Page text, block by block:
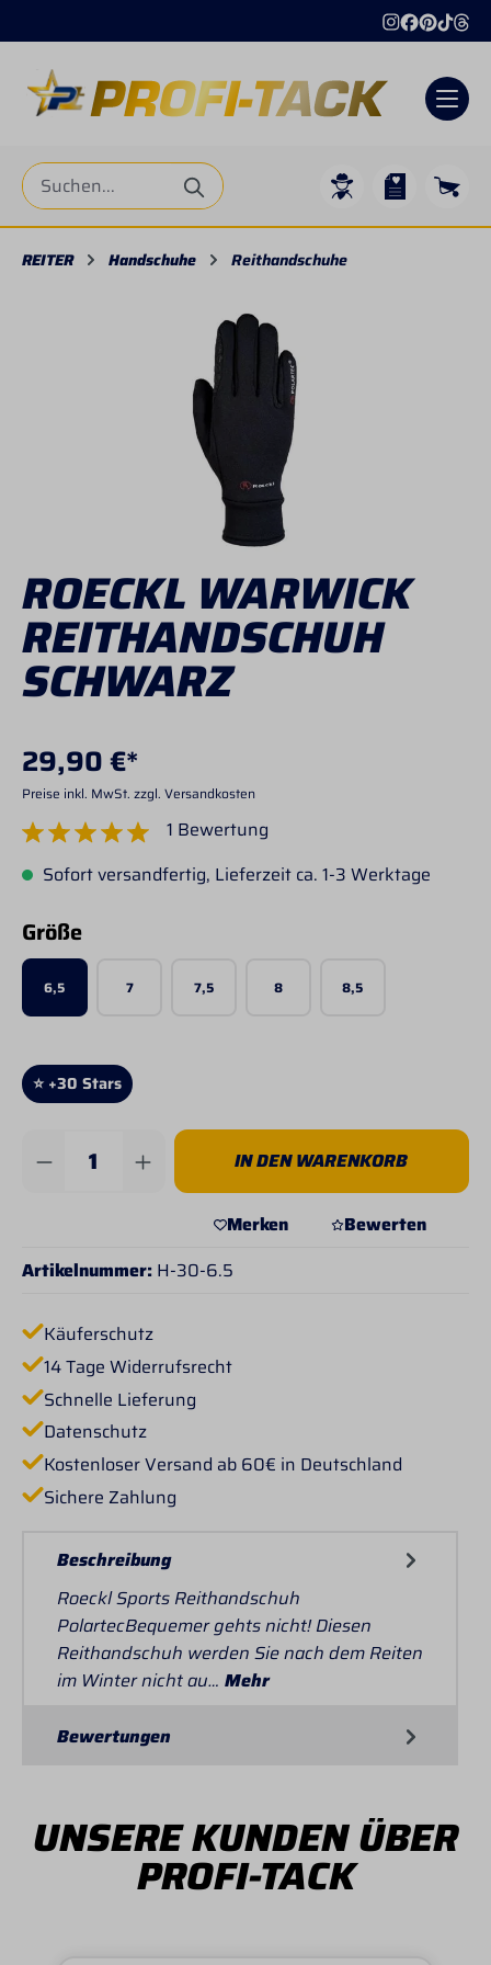
REITER Handschuhe Reithandschuhe
Bildergalerie überspringen
ROECKL WARWICK
REITHANDSCHUH
SCHWARZ
29,90 €*
Preise inkl. MwSt. zzgl. Versandkosten
Durchschnittliche Bewertung von 5 von 5 Sternen
1 Bewertung
Sofort versandfertig, Lieferzeit ca. 1-3 Werktage
Größeauswählen
6,5 7 7,5 8 8,5
⭐ +30 Stars
Produkt Anzahl: Gib den gewünschten
IN DEN WARENKORB
Merken
Bewerten
Artikelnummer: H-30-6.5
Käuferschutz
14 Tage Widerrufsrecht
Schnelle Lieferung
Datenschutz
Kostenloser Versand ab 60€ in Deutschland
Sichere Zahlung
Beschreibung
Roeckl Sports Reithandschuh
PolartecBequemer gehts nicht! Diesen
Reithandschuh werden Sie nach dem Reiten
im Winter nicht au… Mehr
Bewertungen
UNSERE KUNDEN ÜBER
PROFI-TACK